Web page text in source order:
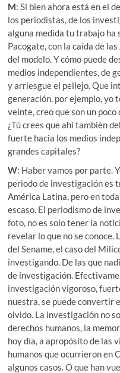
M: Si bien ahora está en el
los periodistas, de los
alguna medida tu trabajo ha
Pacogate, con la caída de
del modelo. Y cómo puede
medios independientes, de
y arriesgue el pellejo. Que
generación, por ejemplo, yo
veinte, creo que son un
¿Tú crees que ahí también
fuerte hacia los medios
grandes capitales?
W: Haber vamos por parte.
periodo de investigación es
América Latina, pero en
escaso. El periodismo de
foto, no es solo tener la
revelar lo que no se
del Sename, el caso del
investigando. De las que
de investigación.
investigación vigoroso,
nuestra, se puede convertir
olvido. La investigación no
derechos humanos, la
hoy día, a apropósito de las
humanos que ocurrieron en
algunos casos. O que han